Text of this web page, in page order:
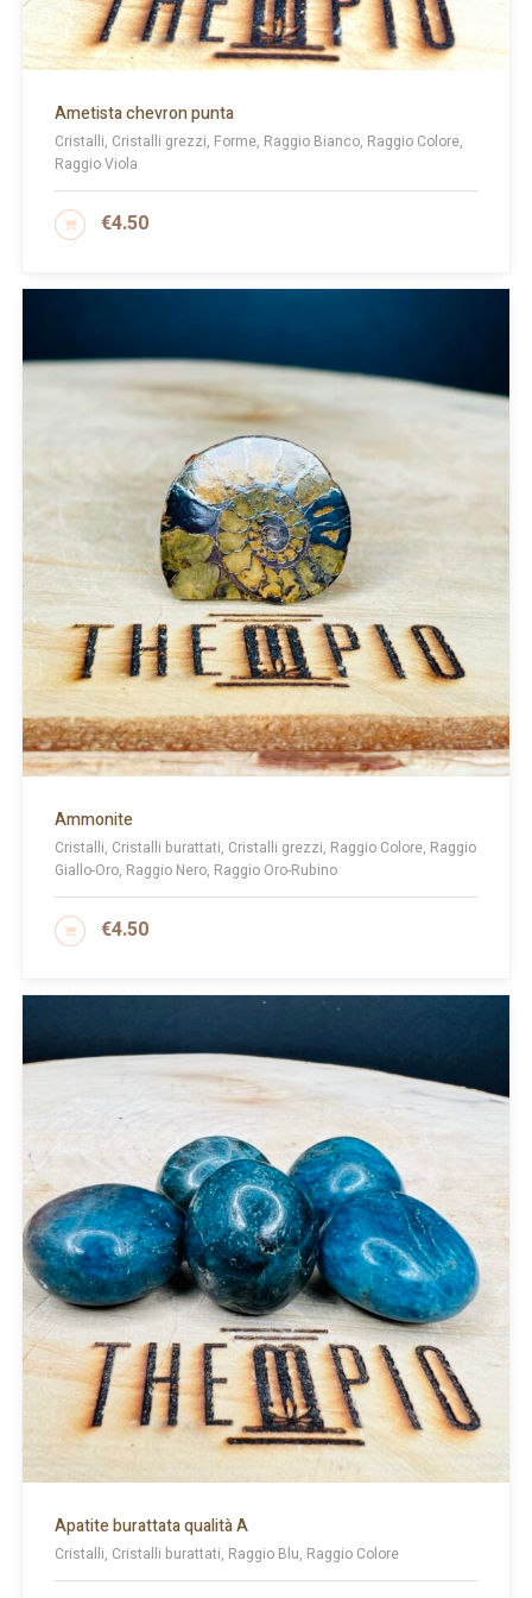
Ametista chevron punta
Cristalli, Cristalli grezzi, Forme, Raggio Bianco, Raggio Colore,
Raggio Viola
€4.50
AGGIUNGI AL CARRELLO
Ammonite
Cristalli, Cristalli burattati, Cristalli grezzi, Raggio Colore, Raggio
Giallo-Oro, Raggio Nero, Raggio Oro-Rubino
€4.50
AGGIUNGI AL CARRELLO
Apatite burattata qualità A
Cristalli, Cristalli burattati, Raggio Blu, Raggio Colore